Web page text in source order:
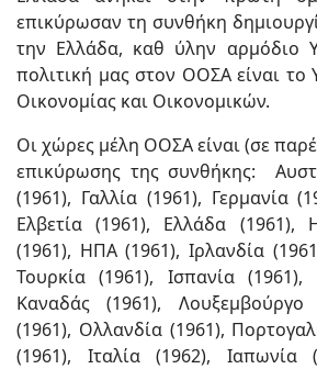
επικύρωσαν τη συνθήκη
την Ελλάδα, καθ ύλην αρμόδιο
πολιτική μας στον ΟΟΣΑ είναι το
Οικονομίας και Οικονομικών.
Οι χώρες μέλη ΟΟΣΑ είναι (σε
επικύρωσης της συνθήκης:
(1961), Γαλλία (1961), Γερμανία
Ελβετία (1961), Ελλάδα (1961),
(1961), ΗΠΑ (1961), Ιρλανδία
Τουρκία (1961), Ισπανία (1961),
Καναδάς (1961), Λουξεμβούργο
(1961), Ολλανδία (1961),
(1961), Ιταλία (1962), Ιαπωνία